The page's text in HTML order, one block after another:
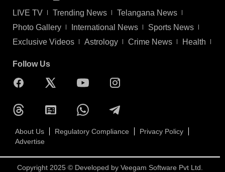
LIVE TV Trending News
Telangana News
Photo Gallery
International News
Sports News
Exclusive Videos
Astrology Crime News Health
Follow Us
About Us Regulatory Compliance
Privacy Policy
Advertise
Copyright 2025 © Developed by Veegam Software Pvt Ltd.